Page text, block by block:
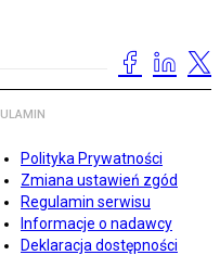
Polityka Prywatności
Zmiana ustawień zgód
Regulamin serwisu
Informacje o nadawcy
Deklaracja dostępności